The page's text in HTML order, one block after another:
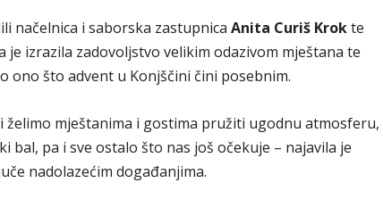
načelnica i saborska zastupnica Anita Curiš Krokte
je izrazila zadovoljstvo velikim odazivom mještana te
ono što advent u Konjščini čini posebnim.
želimo mještanima i gostima pružiti ugodnu atmosferu,
bal, pa i sve ostalo što nas još očekuje – najavila je
nadolazećim događanjima.